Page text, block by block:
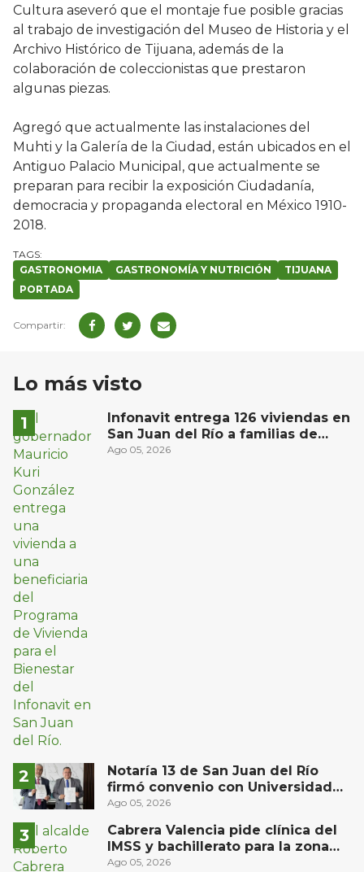
Cultura aseveró que el montaje fue posible gracias
al trabajo de investigación del Museo de Historia y el
Archivo Histórico de Tijuana, además de la
colaboración de coleccionistas que prestaron
algunas piezas.
Agregó que actualmente las instalaciones del
Muhti y la Galería de la Ciudad, están ubicados en el
Antiguo Palacio Municipal, que actualmente se
preparan para recibir la exposición Ciudadanía,
democracia y propaganda electoral en México 1910-
2018.
GASTRONOMIA GASTRONOMÍA Y NUTRICIÓN
TIJUANA
PORTADA
Lo más visto
Infonavit entrega 126 viviendas en
San Juan del Río a familias de
bajos ingresos
Ago 05, 2026
Notaría 13 de San Juan del Río
firmó convenio con Universidad
Privada del Bajío para recibir
Ago 05, 2026
Cabrera Valencia pide clínica del
IMSS y bachillerato para la zona
oriente de San Juan del Río
Ago 05, 2026